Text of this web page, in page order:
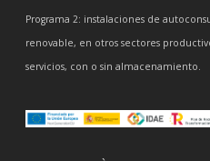
Programa 2: instalaciones de
renovable, en otros sectores
servicios, con o sin almacenamiento.